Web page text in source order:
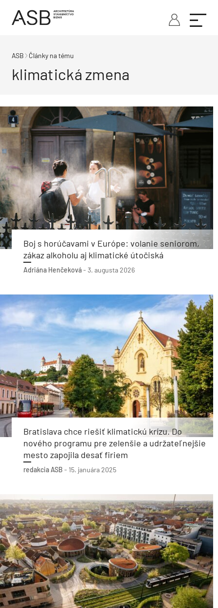
ASB Články na tému
klimatická zmena
Boj s horúčavami v Európe: volanie seniorom,
zákaz alkoholu aj klimatické útočiská
Adriána Henčeková- 3. augusta 2026
Bratislava chce riešiť klimatickú krízu. Do
nového programu pre zelenšie a udržateľnejšie
mesto zapojila desať firiem
redakcia ASB - 15. januára 2025